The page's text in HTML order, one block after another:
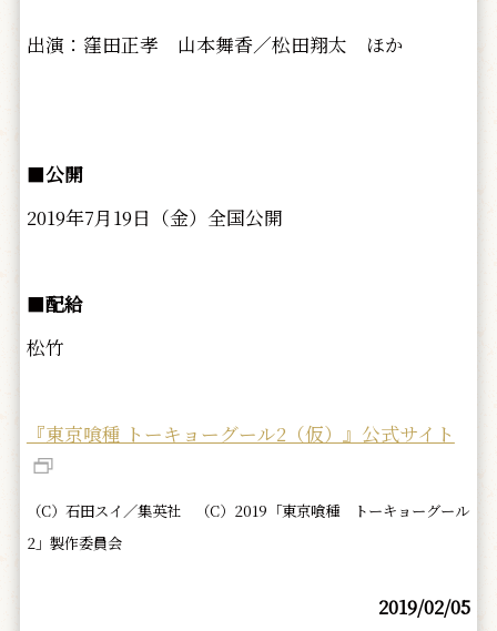
出演：窪田正孝 山本舞香／松田翔太 ほか
■公開
2019年7月19日（金）全国公開
■配給
松竹
『東京喰種 トーキョーグール2（仮）』公式サイト
（C）石田スイ／集英社 （C）2019「東京喰種 トーキョーグール
2」製作委員会
2019/02/05